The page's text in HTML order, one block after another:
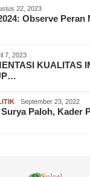
22, 2023
Observe
7, 2023
KUALITAS
September 23, 2022
Paloh, Kader